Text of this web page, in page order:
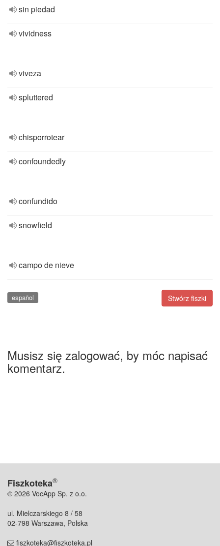
sin piedad
vividness
viveza
spluttered
chisporrotear
confoundedly
confundido
snowfield
campo de nieve
Stwórz fiszki
español
Musisz się zalogować, by móc napisać
komentarz.
Fiszkoteka®
© 2026 VocApp Sp. z o.o.
ul. Mielczarskiego 8 / 58
02-798 Warszawa, Polska
fiszkoteka@fiszkoteka.pl